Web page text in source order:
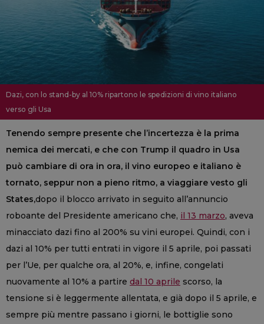
Dazi, con lo stand-by al 10% ripartono le spedizioni di vino italiano
verso gli Usa
Tenendo sempre presente che l’incertezza è la prima
nemica dei mercati, e che con Trump il quadro in Usa
può cambiare di ora in ora, il vino europeo e italiano è
tornato, seppur non a pieno ritmo, a viaggiare vesto gli
States,dopo il blocco arrivato in seguito all’annuncio
roboante del Presidente americano che, il 13 marzo, aveva
minacciato dazi fino al 200% su vini europei. Quindi, con i
dazi al 10% per tutti entrati in vigore il 5 aprile, poi passati
per l’Ue, per qualche ora, al 20%, e, infine, congelati
nuovamente al 10% a partire dal 10 aprile scorso, la
tensione si è leggermente allentata, e già dopo il 5 aprile, e
sempre più mentre passano i giorni, le bottiglie sono